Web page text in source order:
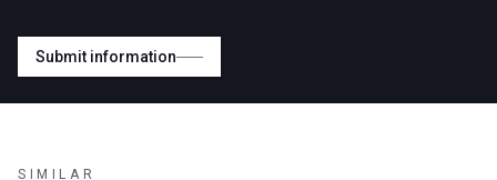
Submit information
SIMILAR